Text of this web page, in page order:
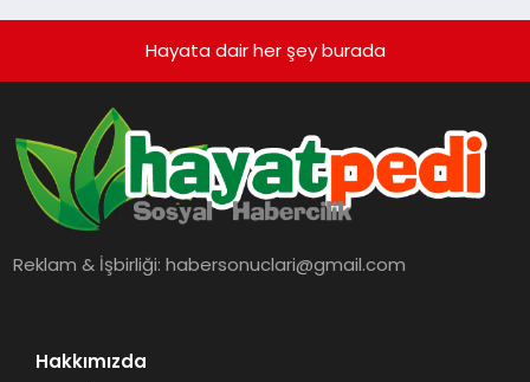
Hayata dair her şey burada
Reklam & İşbirliği:habersonuclari@gmail.com
Hakkımızda